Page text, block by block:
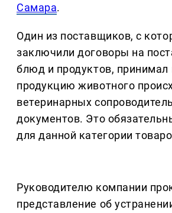
Самара.
Один из поставщиков, с
заключили договоры на
блюд и продуктов, принимал
продукцию животного
ветеринарных
документов. Это
для данной категории
Руководителю компании
представление об